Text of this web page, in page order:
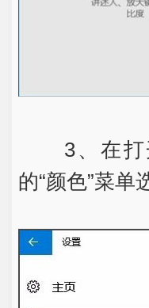
3、在打
的“颜色”菜单